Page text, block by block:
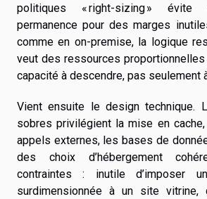
politiques « right-sizing »
permanence pour des marges
comme en on-premise, la logique
veut des ressources proportionnelles
capacité à descendre, pas seulement
Vient ensuite le design technique.
sobres privilégient la mise en
appels externes, les bases de
des choix d’hébergement
contraintes : inutile d’imposer
surdimensionnée à un site